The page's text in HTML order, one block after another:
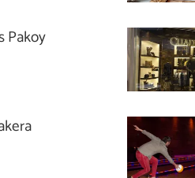
Pakoy